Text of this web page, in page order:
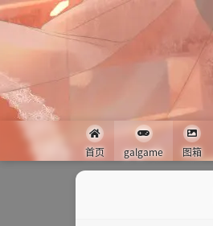
首页 galgame 图箱